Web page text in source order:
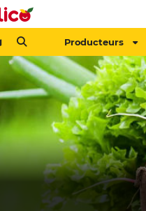
Producteurs